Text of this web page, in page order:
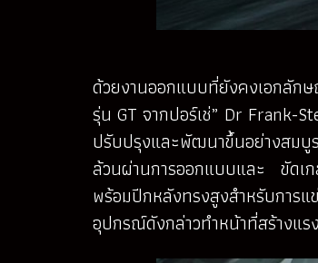
ด้วยงานออกแบบที่ยังคงเอกลัก
รุ่น GT จากปอร์เช่” Dr Frank-
ปรับปรุงและพัฒนาขึ้นอย่างสมบู
ล้วนผ่านการออกแบบและ ขัดเ
พร้อมปีกหลังทรงสูงสำหรับการแ
อุปกรณ์ดังกล่าวทำหน้าที่สร้างแร